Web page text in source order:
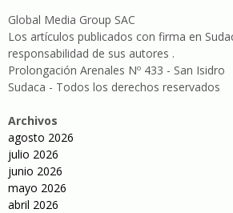
Global Media Group SAC
Los artículos publicados con firma en
responsabilidad de sus autores .
Prolongación Arenales Nº 433 - San Isidro
Sudaca - Todos los derechos reservados
Archivos
agosto 2026
julio 2026
junio 2026
mayo 2026
abril 2026